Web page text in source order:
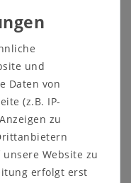
MePla - Set -
Balcony
mit Bewässerung +
ab 10,99 €
und
Daten von
(z.B. IP-
zu
Website zu
erfolgt erst